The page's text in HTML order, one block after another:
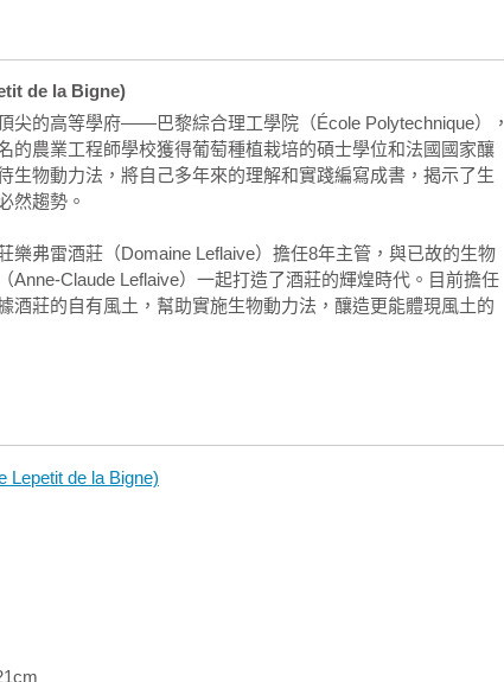
景況如何？
麼？
？
植走向？
，回答了此農法可能挑起的疑問，接著解釋為何有愈來愈
與土地的連結，進而展現幾個世紀以來人們以手耕作出的風
二○○八年，方瑞．尚（Frère Jean）在他的《信仰的花園》
親手耕作者而言，大自然會變成一本知識之書」（一如工業
合撰寫此書？幾年前當他來到布根地時，還是個年輕小伙
點常能豐富一個企業或行業的原有內涵。安東畢業自優秀的
獲得農業工程與釀酒師文憑。他生性好奇且觀念開放，隨後
並如同許多科學家，戮力以嚴謹的方式研究葡萄樹與葡萄
他同時明瞭，在意圖釀造出偉大葡萄酒的路途上，未知遠
觀察、虛懷若谷，尤其是嚴謹不懈，才是一名優秀酒農應
說明，讓我們明瞭生物動力法所教導的重要課題，相信葡萄
從業人員，都能因本書一窺生物動力法的堂奧。從前，生
它發聲，安東可說是此農法的大使。
de la Bigne)
尖的高等學府——巴黎綜合理工學院（École Polytechnique），
的農業工程師學校獲得葡萄種植栽培的碩士學位和法國國家釀
生物動力法，將自己多年來的理解和實踐編寫成書，揭示了生
然趨勢。
樂弗雷酒莊（Domaine Leflaive）擔任8年主管，與已故的生物
Anne-Claude Leflaive）一起打造了酒莊的輝煌時代。目前擔任
酒莊的自有風土，幫助實施生物動力法，釀造更能體現風土的
Lepetit de la Bigne)